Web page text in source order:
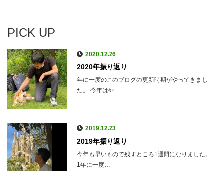
PICK UP
2020.12.26
2020年振り返り
年に一度のこのブログの更新時期がやってきまし
た。 今年はや…
2019.12.23
2019年振り返り
今年も早いもので残すところ1週間になりました。
1年に一度…